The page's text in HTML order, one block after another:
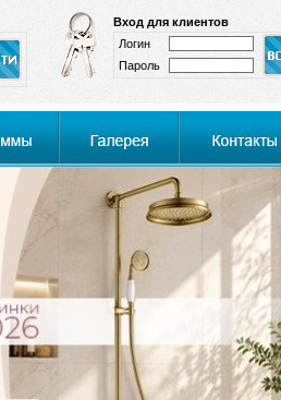
Вход для клиентов
Логин
Пароль